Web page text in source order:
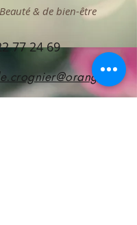
& de bien-être
77 24 69